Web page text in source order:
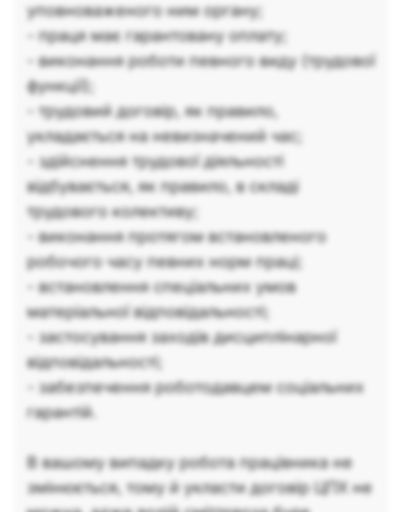
уповноваженого ним органу;
- праця має гарантовану оплату;
- виконання роботи певного виду (трудової
функції);
- трудовий договір, як правило,
укладається на невизначений час;
- здійснення трудової діяльності
відбувається, як правило, в складі
трудового колективу;
- виконання протягом встановленого
робочого часу певних норм праці;
- встановлення спеціальних умов
матеріальної відповідальності;
- застосування заходів дисциплінарної
відповідальності;
- забезпечення роботодавцем соціальних
гарантій.
В вашому випадку робота працівника не
змінюється, тому й укласти договір ЦПХ не